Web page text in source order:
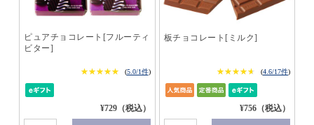
ピュアチョコレート[フルーティ
ビター]
★★★★★
★★★★★ (5.0/1件)
¥729（税込）
板チョコレート[ミルク]
★★★★★
★★★★★ (4.6/17件)
¥756（税込）